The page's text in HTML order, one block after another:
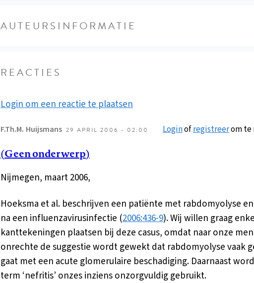
AUTEURSINFORMATIE
REACTIES
Login om een reactie te plaatsen
F.Th.M. Huijsmans 29 APRIL 2006 - 02:00 Loginofregistreerom te
(Geen onderwerp)
Nijmegen, maart 2006,
Hoeksma et al. beschrijven een patiënte met rabdomyolyse
na een influenzavirusinfectie (2006:436-9). Wij willen graag
kanttekeningen plaatsen bij deze casus, omdat naar onze
onrechte de suggestie wordt gewekt dat rabdomyolyse vaak
gaat met een acute glomerulaire beschadiging. Daarnaast
term ‘nefritis’ onzes inziens onzorgvuldig gebruikt.